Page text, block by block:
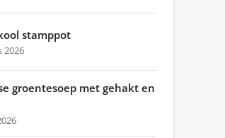
stamppot
2026
groentesoep met gehakt en